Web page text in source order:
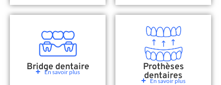
Bridge dentaire
En savoir plus Prothèses
dentaires
En savoir plus